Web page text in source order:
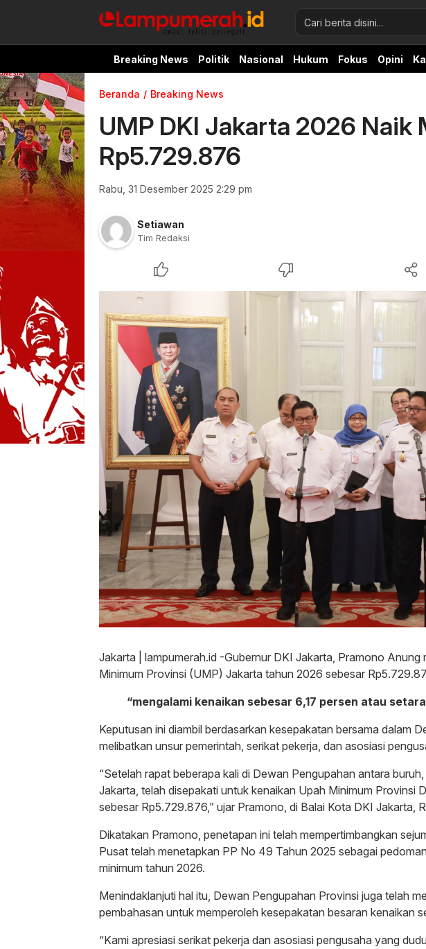
Breaking News Politik Nasional Hukum Fokus Opini
Beranda Breaking News
UMP DKI Jakarta 2026 Naik
Rp5.729.876
Rabu, 31 Desember 2025 2:29 pm
Setiawan
Tim Redaksi
Jakarta | lampumerah.id -Gubernur DKI Jakarta, Pramono Anung
Minimum Provinsi (UMP) Jakarta tahun 2026 sebesar
“mengalami kenaikan sebesar 6,17 persen atau setara
Keputusan ini diambil berdasarkan kesepakatan bersama dalam
melibatkan unsur pemerintah, serikat pekerja, dan asosiasi
“Setelah rapat beberapa kali di Dewan Pengupahan antara
Jakarta, telah disepakati untuk kenaikan Upah Minimum Provinsi
sebesar Rp5.729.876,” ujar Pramono, di Balai Kota DKI Jakarta,
Dikatakan Pramono, penetapan ini telah mempertimbangkan
Pusat telah menetapkan PP No 49 Tahun 2025 sebagai
minimum tahun 2026.
Menindaklanjuti hal itu, Dewan Pengupahan Provinsi juga telah
pembahasan untuk memperoleh kesepakatan besaran kenaikan
“Kami apresiasi serikat pekerja dan asosiasi pengusaha yang